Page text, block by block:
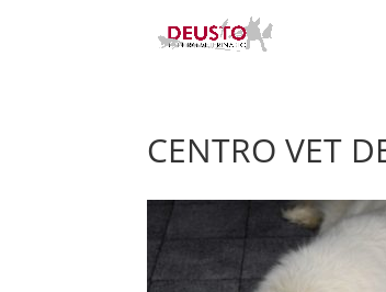
CENTRO VET